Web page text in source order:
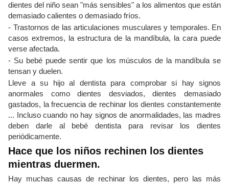
dientes del niño sean "más sensibles" a los alimentos que están
demasiado calientes o demasiado fríos.
- Trastornos de las articulaciones musculares y temporales. En
casos extremos, la estructura de la mandíbula, la cara puede
verse afectada.
- Su bebé puede sentir que los músculos de la mandíbula se
tensan y duelen.
Lleve a su hijo al dentista para comprobar si hay signos
anormales como dientes desviados, dientes demasiado
gastados, la frecuencia de rechinar los dientes constantemente
... Incluso cuando no hay signos de anormalidades, las madres
deben darle al bebé dentista para revisar los dientes
periódicamente.
Hace que los niños rechinen los dientes
mientras duermen.
Hay muchas causas de rechinar los dientes, pero las más